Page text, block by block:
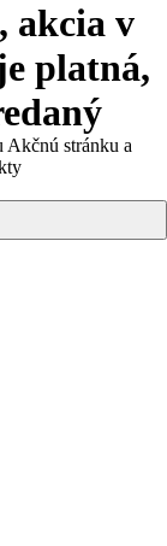
akcia v
platná,
Akčnú stránku a